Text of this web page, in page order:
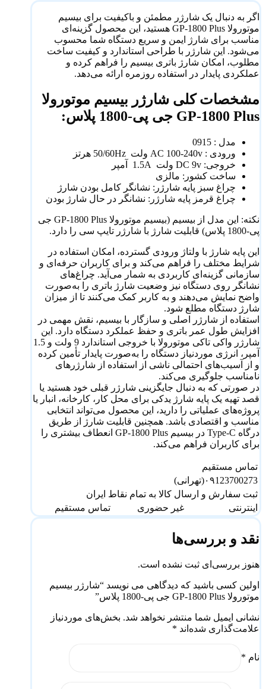
اگر به دنبال یک شارژر مطمئن و باکیفیت برای بیسیم
موتورولا GP-1800 Plus هستید، این محصول گزینه‌ای
مناسب برای شارژ ایمن و سریع دستگاه شما محسوب
می‌شود. این شارژر با طراحی استاندارد و کیفیت ساخت
مطلوب، امکان شارژ باتری بیسیم را فراهم کرده و
عملکردی پایدار در استفاده روزمره ارائه می‌دهد.
مشخصات کلی شارژر بیسیم موتورولا
GP-1800 Plus جی پی-1800 پلاس:
مدل : 0915
ورودی : AC 100-240v ولت 50/60Hz هرتز
خروجی: DC 9v ولت 1.5A آمپر
ساخت کشور: مالزی
چراغ سبز پایه شارژر: نشانگر کامل بودن شارژ
چراغ قرمز پایه شارژر: نشانگر در حال شارژ بودن
نکته: این مدل از بیسیم (بیسیم موتورولا GP-1800 Plus جی
پی-1800 پلاس) قابلیت شارژ با شارژر تایپ سی را دارد.
این پایه شارژ با ولتاژ ورودی گسترده، امکان استفاده در
شرایط مختلف را فراهم می‌کند و برای کاربران حرفه‌ای و
سازمانی گزینه‌ای کاربردی به شمار می‌آید. چراغ‌های
نشانگر روی دستگاه نیز وضعیت شارژ باتری را به‌صورت
واضح نمایش می‌دهند و به کاربر کمک می‌کنند تا از میزان
شارژ دستگاه مطلع شود.
استفاده از شارژر اصلی و سازگار با بیسیم، نقش مهمی در
افزایش طول عمر باتری و حفظ عملکرد دستگاه دارد. این
شارژر واکی تاکی موتورولا با خروجی استاندارد 9 ولت و 1.5
آمپر، انرژی موردنیاز دستگاه را به‌صورت پایدار تأمین کرده
و از آسیب‌های احتمالی ناشی از استفاده از شارژرهای
نامناسب جلوگیری می‌کند.
در صورتی که به دنبال جایگزینی شارژر قبلی خود هستید یا
قصد تهیه یک پایه شارژ یدکی برای محل کار، کارخانه، انبار یا
پروژه‌های عملیاتی را دارید، این محصول می‌تواند انتخابی
مناسب و اقتصادی باشد. همچنین قابلیت شارژ از طریق
درگاه Type-C در بیسیم GP-1800 Plus انعطاف بیشتری را
برای کاربران فراهم می‌کند.
تماس مستقیم
۰۹123700273(تهرانی)
ثبت سفارش و ارسال کالا به تمام نقاط ایران
اینترنتی
غیر حضوری تماس مستقیم
نقد و بررسی‌ها
هنوز بررسی‌ای ثبت نشده است.
اولین کسی باشید که دیدگاهی می نویسد “شارژر بیسیم
موتورولا GP-1800 Plus جی پی-1800 پلاس”
نشانی ایمیل شما منتشر نخواهد شد. بخش‌های موردنیاز
علامت‌گذاری شده‌اند *
نام *